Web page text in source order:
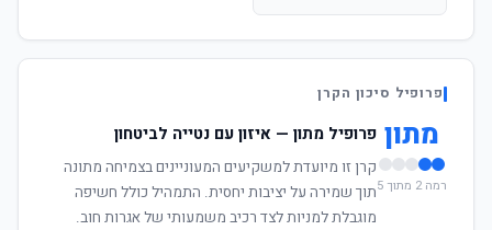
פרופיל סיכון הקרן
מתון
רמה 2 מתוך 5
פרופיל מתון — איזון עם נטייה לביטחון
קרן זו מיועדת למשקיעים המעוניינים בצמיחה מתונה
תוך שמירה על יציבות יחסית. התמהיל כולל חשיפה
מוגבלת למניות לצד רכיב משמעותי של אגרות חוב.